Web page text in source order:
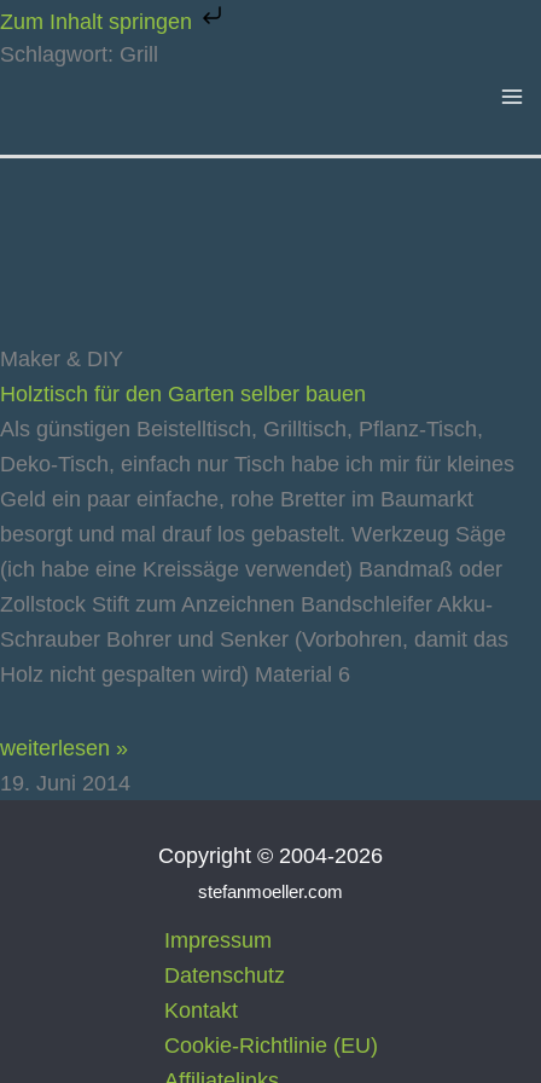
Zum Inhalt springen
Zum
Inhalt
Schlagwort: Grill
Maker & DIY
Holztisch für den Garten selber bauen
Als günstigen Beistelltisch, Grilltisch, Pflanz-Tisch,
Deko-Tisch, einfach nur Tisch habe ich mir für kleines
Geld ein paar einfache, rohe Bretter im Baumarkt
besorgt und mal drauf los gebastelt. Werkzeug Säge
(ich habe eine Kreissäge verwendet) Bandmaß oder
Zollstock Stift zum Anzeichnen Bandschleifer Akku-
Schrauber Bohrer und Senker (Vorbohren, damit das
Holz nicht gespalten wird) Material 6
weiterlesen »
19. Juni 2014
Copyright © 2004-2026
stefanmoeller.com
Impressum
Datenschutz
Kontakt
Cookie-Richtlinie (EU)